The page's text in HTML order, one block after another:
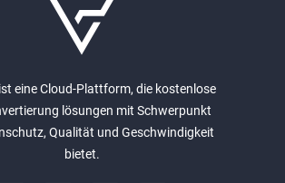
eine Cloud-Plattform, die kostenlose
lösungen mit Schwerpunkt
Qualität und Geschwindigkeit
bietet.